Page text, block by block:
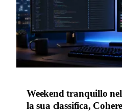
Weekend tranquillo
la sua classifica,